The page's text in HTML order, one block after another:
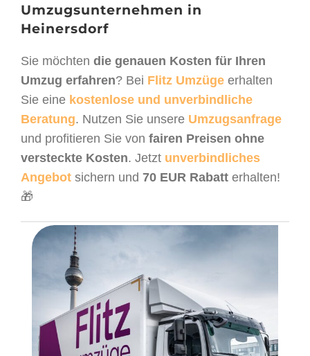
Umzugsunternehmen in
Heinersdorf
Sie möchten die genauen Kosten für Ihren
Umzug erfahren? Bei Flitz Umzüge erhalten
Sie eine kostenlose und unverbindliche
Beratung. Nutzen Sie unsere Umzugsanfrage
und profitieren Sie von fairen Preisen ohne
versteckte Kosten. Jetzt unverbindliches
Angebot sichern und 70 EUR Rabatt erhalten!
🎁